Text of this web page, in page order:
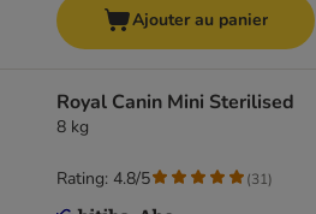
Ajouter au panier
Royal Canin Mini Sterilised
8 kg
Rating: 4.8/5 (31)